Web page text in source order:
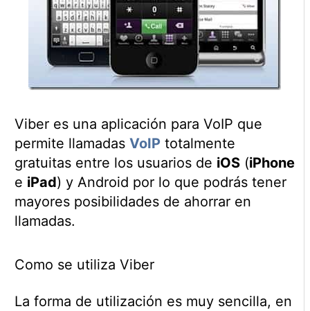
Viber es una aplicación para VoIP que
permite llamadas VoIPtotalmente
gratuitas entre los usuarios de iOS(iPhone
e iPad) y Android por lo que podrás tener
mayores posibilidades de ahorrar en
llamadas.
Como se utiliza Viber
La forma de utilización es muy sencilla, en